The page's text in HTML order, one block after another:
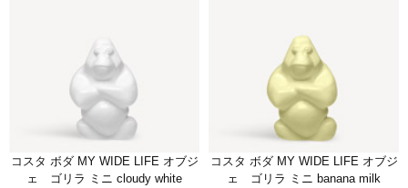
コスタ ボダ MY WIDE LIFE オブジ
ェ ゴリラ ミニ cloudy white
コスタ ボダ MY WIDE LIFE オブジ
ェ ゴリラ ミニ banana milk